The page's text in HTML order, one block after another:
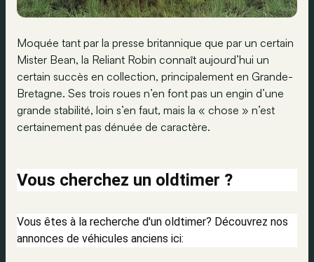
Moquée tant par la presse britannique que par un certain
Mister Bean, la Reliant Robin connaît aujourd’hui un
certain succès en collection, principalement en Grande-
Bretagne. Ses trois roues n’en font pas un engin d’une
grande stabilité, loin s’en faut, mais la « chose » n’est
certainement pas dénuée de caractère.
Vous cherchez un oldtimer ?
Vous êtes à la recherche d'un oldtimer? Découvrez nos
annonces de véhicules anciens ici: